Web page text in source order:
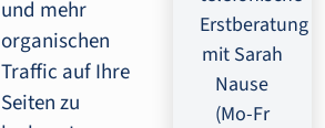
und mehr
organischen
Traffic auf Ihre
Seiten zu
Erstberatung
mit Sarah
Nause
(Mo-Fr